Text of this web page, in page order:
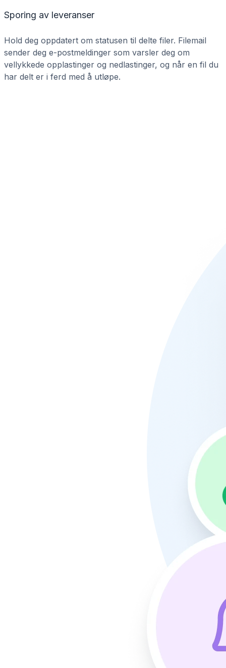
Sporing av leveranser
Hold deg oppdatert om statusen til delte filer. Filemail
sender deg e-postmeldinger som varsler deg om
vellykkede opplastinger og nedlastinger, og når en fil du
har delt er i ferd med å utløpe.